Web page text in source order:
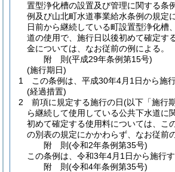
置型浄化槽の設置及び管理に関する条
例及び山北町水道事業給水条例の規定
日前から継続している町設置型浄化槽
道の使用で、施行日以後初めて確定す
金については、なお従前の例による。
附 則(平成29年条例第15号)
(施行期日)
1
この条例は、平成30年4月1日から施行
(経過措置)
2
前項に規定する施行の日(以下「施行
ら継続して使用している公共下水道に
初めて確定する使用料については、こ
の別表の規定にかかわらず、なお従前
附 則(令和2年条例第35号)
この条例は、令和3年4月1日から施行す
附 則(令和4年条例第35号)